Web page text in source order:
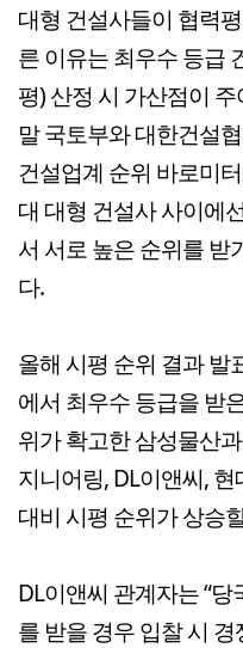
대형 건설사들이 협력
른 이유는 최우수 등급
평) 산정 시 가산점이
말 국토부와 대한건설
건설업계 순위 바로미
대 대형 건설사 사이에
서 서로 높은 순위를 받
다.
올해 시평 순위 결과 발
에서 최우수 등급을 받
위가 확고한 삼성물산
지니어링, DL이앤씨,
대비 시평 순위가 상승
DL이앤씨 관계자는 “
를 받을 경우 입찰 시